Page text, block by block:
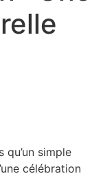
qu’un simple
célébration